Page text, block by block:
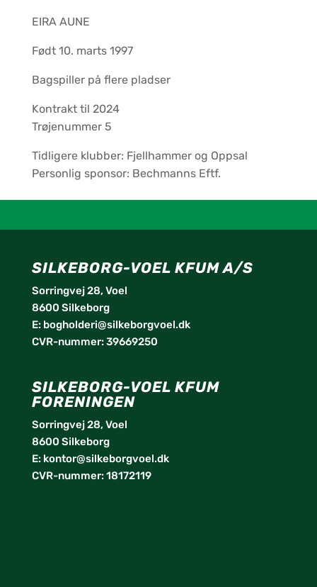
EIRA AUNE
Født 10. marts 1997
Bagspiller på flere pladser
Kontrakt til 2024
Trøjenummer 5
Tidligere klubber: Fjellhammer og Oppsal
Personlig sponsor: Bechmanns Eftf.
SILKEBORG-VOEL KFUM A/S
Sorringvej 28, Voel
8600 Silkeborg
E: bogholderi@silkeborgvoel.dk
CVR-nummer: 39669250
SILKEBORG-VOEL KFUM
FORENINGEN
Sorringvej 28, Voel
8600 Silkeborg
E: kontor@silkeborgvoel.dk
CVR-nummer: 18172119